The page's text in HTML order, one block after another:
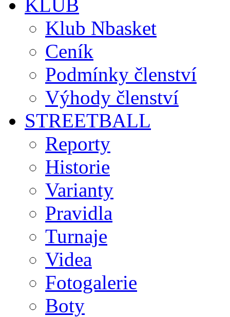
KLUB
Klub Nbasket
Ceník
Podmínky členství
Výhody členství
STREETBALL
Reporty
Historie
Varianty
Pravidla
Turnaje
Videa
Fotogalerie
Boty